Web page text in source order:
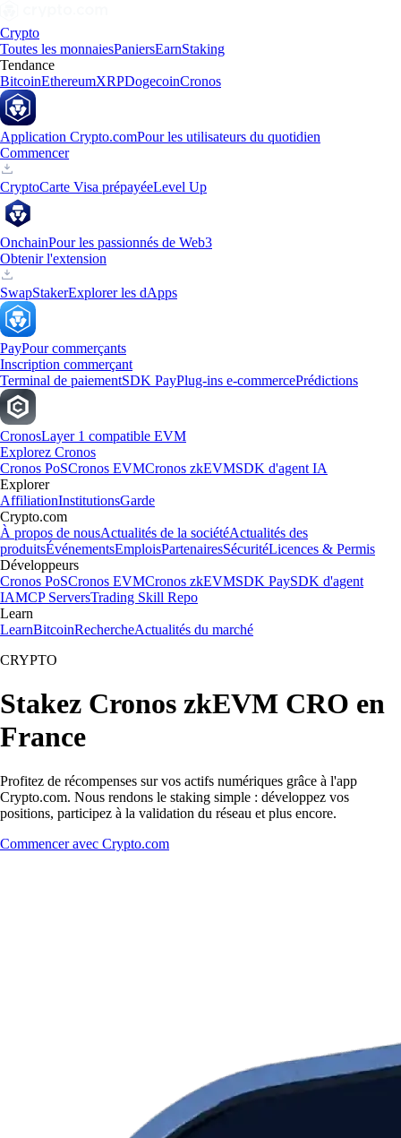
Crypto
Toutes les monnaiesPaniersEarnStaking
Tendance
BitcoinEthereumXRPDogecoinCronos
Application Crypto.comPour les utilisateurs du quotidien
Commencer
CryptoCarte Visa prépayéeLevel Up
OnchainPour les passionnés de Web3
Obtenir l'extension
SwapStakerExplorer les dApps
PayPour commerçants
Inscription commerçant
Terminal de paiementSDK PayPlug-ins e-commercePrédictions
CronosLayer 1 compatible EVM
Explorez Cronos
Cronos PoSCronos EVMCronos zkEVMSDK d'agent IA
Explorer
AffiliationInstitutionsGarde
Crypto.com
À propos de nousActualités de la sociétéActualités des
produitsÉvénementsEmploisPartenairesSécuritéLicences & Permis
Développeurs
Cronos PoSCronos EVMCronos zkEVMSDK PaySDK d'agent
IAMCP ServersTrading Skill Repo
Learn
LearnBitcoinRechercheActualités du marché
CRYPTO
Stakez Cronos zkEVM CRO en
France
Profitez de récompenses sur vos actifs numériques grâce à l'app
Crypto.com. Nous rendons le staking simple : développez vos
positions, participez à la validation du réseau et plus encore.
Commencer avec Crypto.com